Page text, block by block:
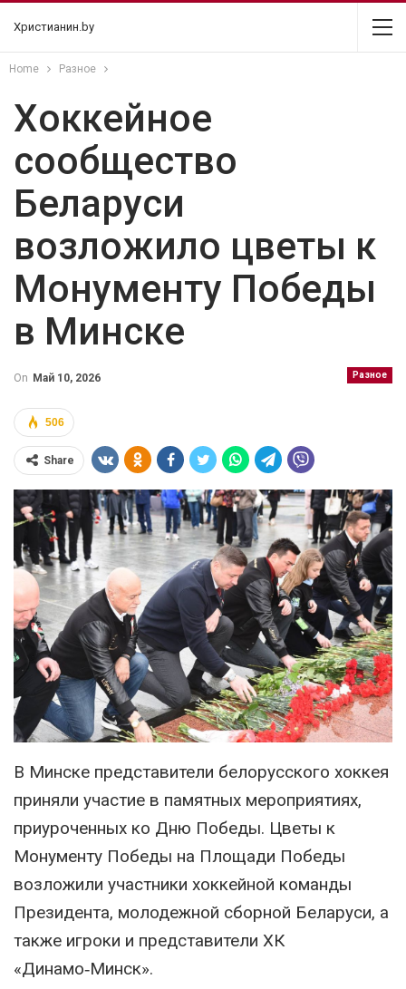
Христианин.by
Home Разное
Хоккейное
сообщество
Беларуси
возложило цветы к
Монументу Победы
в Минске
Разное
On Май 10, 2026
506
Share
В Минске представители белорусского хоккея
приняли участие в памятных мероприятиях,
приуроченных ко Дню Победы. Цветы к
Монументу Победы на Площади Победы
возложили участники хоккейной команды
Президента, молодежной сборной Беларуси, а
также игроки и представители ХК
«Динамо‑Минск».